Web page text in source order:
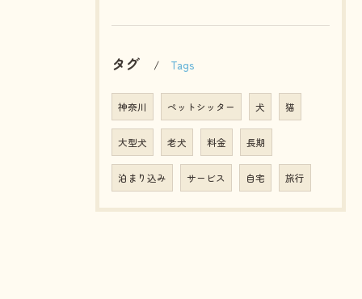
タグ Tags
神奈川 ペットシッター 犬 猫
大型犬 老犬 料金 長期
泊まり込み サービス 自宅 旅行